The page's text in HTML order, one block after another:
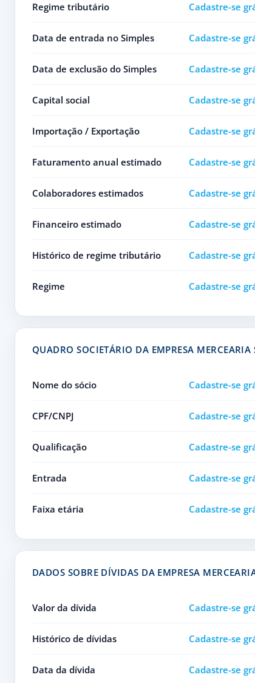
Regime tributário Cadastre-se
Data de entrada no Simples Cadastre-se
Data de exclusão do Simples Cadastre-se
Capital social Cadastre-se
Importação / Exportação Cadastre-se
Faturamento anual estimado Cadastre-se
Colaboradores estimados Cadastre-se
Financeiro estimado Cadastre-se
Histórico de regime tributário Cadastre-se
Regime Cadastre-se
QUADRO SOCIETÁRIO DA EMPRESA MERCEARIA
Nome do sócio Cadastre-se
CPF/CNPJ Cadastre-se
Qualificação Cadastre-se
Entrada Cadastre-se
Faixa etária Cadastre-se
DADOS SOBRE DÍVIDAS DA EMPRESA
Valor da dívida Cadastre-se
Histórico de dívidas Cadastre-se
Data da dívida Cadastre-se